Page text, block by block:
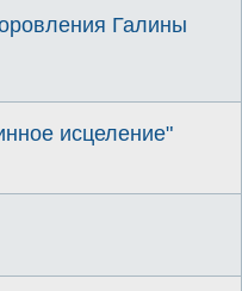
Галины
исцеление"